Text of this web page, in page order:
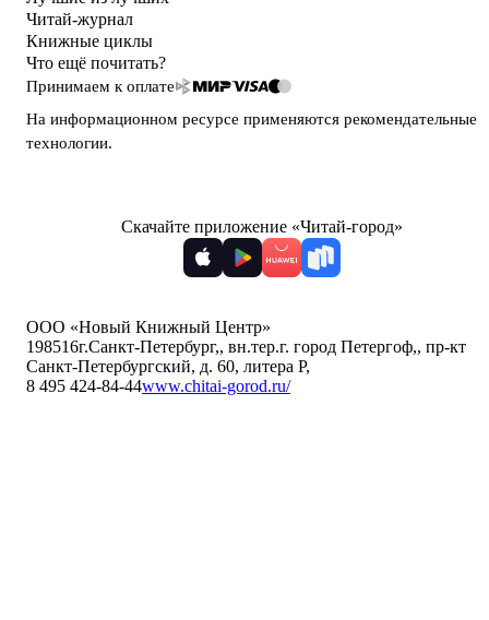
Читай-журнал
Книжные циклы
Что ещё почитать?
Принимаем к оплате
На информационном ресурсе применяются рекомендательные
технологии.
Скачайте приложение «Читай-город»
ООО «Новый Книжный Центр»
198516г.Санкт-Петербург,, вн.тер.г. город Петергоф,, пр-кт
Санкт-Петербургский, д. 60, литера Р,
8 495 424-84-44www.chitai-gorod.ru/